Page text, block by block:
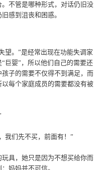
不管是哪种形式，对话仍旧没
感到沮丧和困惑。
望。”是经常出现在功能失调家
巨婴”，所以他们自己的需要还
子的需要不仅得不到满足，而
每个家庭成员的需要都没有被
我们先不买，前面有！”
具，她只是因为不想买给你而
妈妈并不可信。